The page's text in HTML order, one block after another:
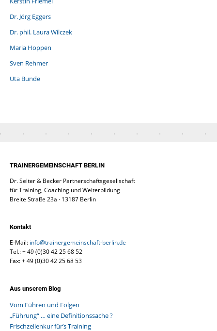
Dr. Jörg Eggers
Dr. phil. Laura Wilczek
Maria Hoppen
Sven Rehmer
Uta Bunde
TRAINERGEMEINSCHAFT BERLIN
Dr. Selter & Becker Partnerschaftsgesellschaft
für Training, Coaching und Weiterbildung
Breite Straße 23a · 13187 Berlin
Kontakt
E-Mail: info@trainergemeinschaft-berlin.de
Tel.: + 49 (0)30 42 25 68 52
Fax: + 49 (0)30 42 25 68 53
Aus unserem Blog
Vom Führen und Folgen
„Führung“ … eine Definitionssache ?
Frischzellenkur für’s Training